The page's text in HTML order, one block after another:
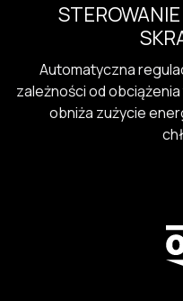
Automatyczna
zależności od
obniża zużycie